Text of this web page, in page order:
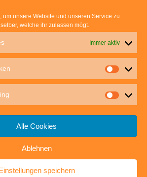
um unsere Website und unseren Service zu
welche ihr zulassen mögt.
Immer aktiv
Alle Cookies
Ablehnen
speichern
direkter Draht zu uns:
Rathay und Silke Rommel
70563 Stuttgart
hochgenuss.de
DATENSCHUTZ